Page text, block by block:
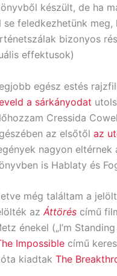
készült, de ha
feledkezhetünk
bizonyos
effektusok)
egész estés
a sárkányodat
Cressida
az elsőtől az
nagyon
is Hablaty és
még találtam a
az Áttörés című
énekel („I’m
​Impossible című
kiadtak The